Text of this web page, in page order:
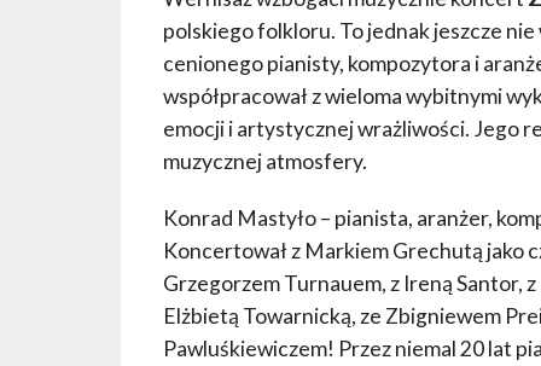
polskiego folkloru. To jednak jeszcze
cenionego pianisty, kompozytora i
współpracował z wieloma wybitnymi
emocji i artystycznej wrażliwości. Jego
muzycznej atmosfery.
Konrad Mastyło – pianista, aranżer,
Koncertował z Markiem Grechutą jako
Grzegorzem Turnauem, z Ireną Santor,
Elżbietą Towarnicką, ze Zbigniewem
Pawluśkiewiczem! Przez niemal 20 lat